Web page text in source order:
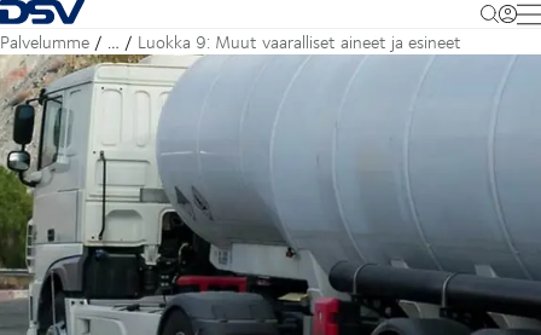
Takaisin kotisivulle
Palvelumme … Luokka 9: Muut vaaralliset aineet ja esineet